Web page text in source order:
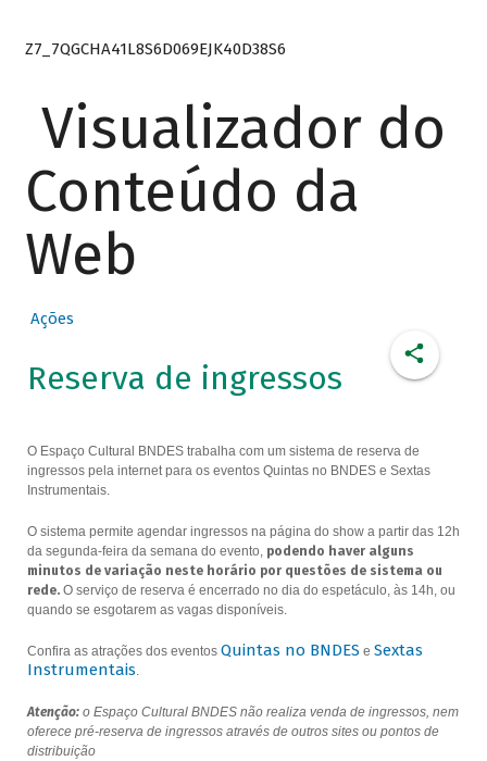
Z7_7QGCHA41L8S6D069EJK40D38S6
Visualizador do
Conteúdo da
Web
Ações
Reserva de ingressos
O Espaço Cultural BNDES trabalha com um sistema de reserva de
ingressos pela internet para os eventos Quintas no BNDES e Sextas
Instrumentais.
O sistema permite agendar ingressos na página do show a partir das 12h
da segunda-feira da semana do evento, podendo haver alguns
minutos de variação neste horário por questões de sistema ou
rede.O serviço de reserva é encerrado no dia do espetáculo, às 14h, ou
quando se esgotarem as vagas disponíveis.
Confira as atrações dos eventos Quintas no BNDES e Sextas
Instrumentais.
Atenção:o Espaço Cultural BNDES não realiza venda de ingressos, nem
oferece pré-reserva de ingressos através de outros sites ou pontos de
distribuição